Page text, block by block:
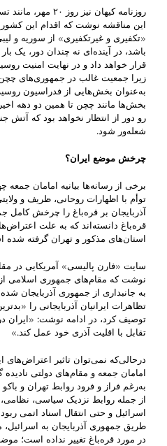
روزنامه کیهان نیز
این مناقشه نوشت که اقدام این
«تکفیری و غیرتکفیری» از سوریه و
باشد، در آینده‌ای نه چندان دور، یک
قرار خواهد داد و در نهایت امنیت
زیرا جمعیت غالب در جمهوری‌های
به‌عنوان بخش‌هایی از فدراسیون
بخش‌ها مانند چچن تا همین دو دهه
رو دور از انتظار نخواهد بود که آتش
شعله‌ور شود.
چرخش موضع ایران؟
برخی از رسانه‌ها بیانیه امامان
توأم با اظهارات روحانی، ظریف و
آذربایجان بر قره‌باغ را چرخش کامل
قره‌باغ دانسته‌اند که به علت
استان‌های مذکور و تهران گرفته شده
سایت «فارن پالیسی» آمریکایی در
نوشت که مقام‌های جمهوری اسلامی
به جانبداری از جمهوری آذربایجان
تظاهرات ایرانیان آذربایجانی را
توصیف کرد، در ادامه نوشت: «ایران
تقابل با اقلیت آذری خود عمل کند.»
درحالی‌که نمی‌توان تاثیر اعتراض‌های
امامان جمعه و مقام‌های دولتی
به‌رغم فراز و فرود روابط تهران و
از جمله روابط نزدیک سیاسی، نظامی،
اسرائیل و حتی انتقال اسناد اتمی
طریق جمهوری آذربایجان به
در مورد قره‌باغ تغییر نداده است؛